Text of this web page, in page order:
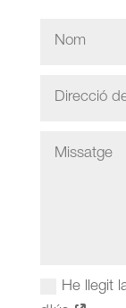
He llegit